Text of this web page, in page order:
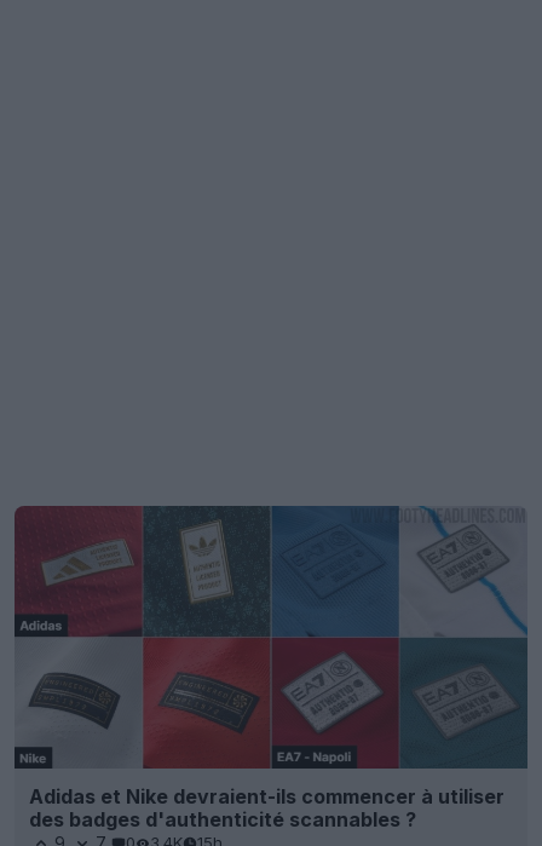
Adidas et Nike devraient-ils commencer à utiliser
des badges d'authenticité scannables ?